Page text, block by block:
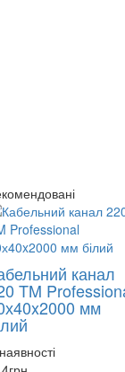
канал
TM
мм